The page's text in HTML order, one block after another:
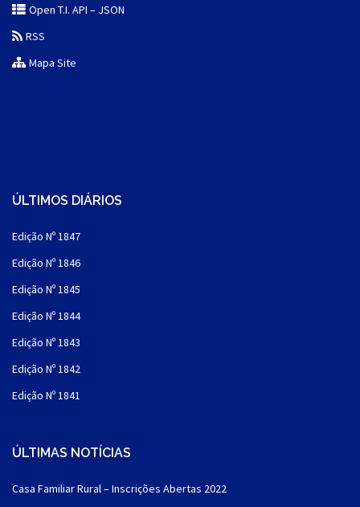
Open T.I. API – JSON
RSS
Mapa Site
ÚLTIMOS DIÁRIOS
Edição Nº 1847
Edição Nº 1846
Edição Nº 1845
Edição Nº 1844
Edição Nº 1843
Edição Nº 1842
Edição Nº 1841
ÚLTIMAS NOTÍCIAS
Casa Familiar Rural – Inscrições Abertas 2022